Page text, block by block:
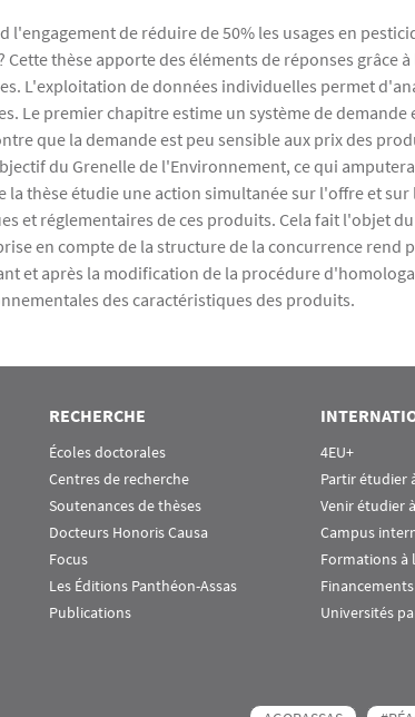
l'engagement de réduire de 50% les usages en
thèse apporte des éléments de réponses grâce
L'exploitation de données individuelles permet
Le premier chapitre estime un système de
que la demande est peu sensible aux prix des
du Grenelle de l'Environnement, ce qui
thèse étudie une action simultanée sur l'offre et
et réglementaires de ces produits. Cela fait l'objet
en compte de la structure de la concurrence
et après la modification de la procédure
des caractéristiques des produits.
RECHERCHE
Écoles doctorales
Centres de recherche
Soutenances de thèses
Docteurs Honoris Causa
Focus
Les Éditions Panthéon-Assas
Publications
4EU+
Partir étudier
Venir étudier
Campus
Formations à
Financements
Universités